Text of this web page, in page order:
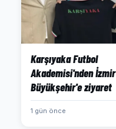
Karşıyaka Futbol
Akademisi'nden İzmir
Büyükşehir'e ziyaret
1 gün önce